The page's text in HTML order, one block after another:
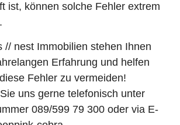
ist, können solche Fehler extrem
// nest Immobilien stehen Ihnen
Erfahrung und helfen
Fehler zu vermeiden!
uns gerne telefonisch unter
089/599 79 300 oder via E-